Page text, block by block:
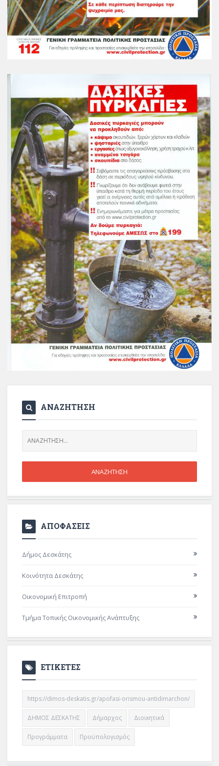
ΑΝΑΖΗΤΗΣΗ
ΑΠΟΦΑΣΕΙΣ
Δήμος Δεσκάτης
Κοινότητα Δεσκάτης
Οικονομική Επιτροπή
Τμήμα Τοπικής Οικονομικής Ανάπτυξης
ΕΤΙΚΕΤΕΣ
https://dimos-deskatis.gr/apofasi-orismou-antidimarchon/
ΔΗΜΟΣ ΔΕΣΚΑΤΗΣ Δήμαρχος Διοικητικά
Προγράμματα Προϋπολογισμός